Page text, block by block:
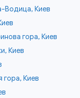
Водица, Киев
гора, Киев
Киев
гора, Киев